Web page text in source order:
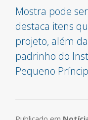
Mostra pode
destaca itens
projeto, além
padrinho do
Pequeno